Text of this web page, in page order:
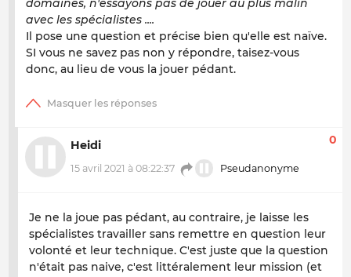
domaines, n'essayons pas de jouer au plus malin
avec les spécialistes ....
Il pose une question et précise bien qu'elle est naïve.
SI vous ne savez pas non y répondre, taisez-vous
donc, au lieu de vous la jouer pédant.
Heidi
15 avril 2021 à 08:22:37 Pseudanonyme
0
Je ne la joue pas pédant, au contraire, je laisse les
spécialistes travailler sans remettre en question leur
volonté et leur technique. C'est juste que la question
n'était pas naive, c'est littéralement leur mission (et